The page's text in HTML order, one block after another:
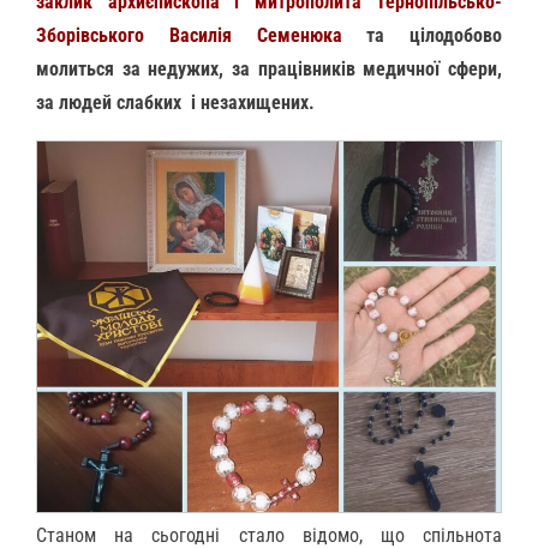
Зборівського Василія Семенюка та цілодобово
молиться за недужих, за працівників медичної сфери,
за людей слабких і незахищених.
Станом на сьогодні стало відомо, що спільнота